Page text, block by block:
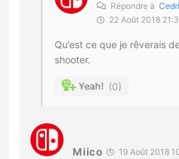
Répondre à
22 Août 2018
Qu’est ce que je rêverais
shooter.
0
Miico 19 Août 2018